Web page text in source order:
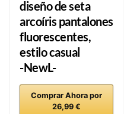
diseño de seta
arcoíris pantalones
fluorescentes,
estilo casual
-NewL-
Comprar Ahora por
26,99 €